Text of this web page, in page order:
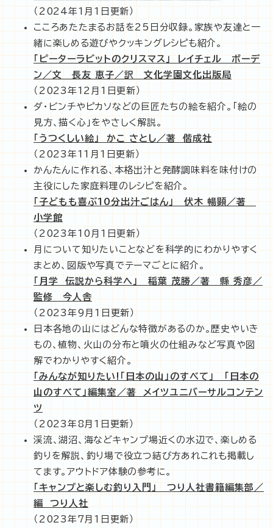
（2024年1月1日更新）
こころあたたまるお話を25日分収録。家族や友達と一
緒に楽しめる遊びやクッキングレシピも紹介。
「ピーターラビットのクリスマス」 レイチェル ボーデ
ン／文 長友 恵子／訳 文化学園文化出版局
（2023年12月1日更新）
ダ・ビンチやピカソなどの巨匠たちの絵を紹介。「絵の
見方、描く心」をやさしく解説。
「うつくしい絵」 かこ さとし／著 偕成社
（2023年11月1日更新）
かんたんに作れる、本格出汁と発酵調味料を味付けの
主役にした家庭料理のレシピを紹介。
「子どもも喜ぶ10分出汁ごはん」 伏木 暢顕／著
小学館
（2023年10月1日更新）
月について知りたいことなどを科学的にわかりやすく
まとめ、図版や写真でテーマごとに紹介。
「月学 伝説から科学へ」 稲葉 茂勝／著 縣 秀彦／
監修 今人舎
（2023年9月1日更新）
日本各地の山にはどんな特徴があるのか。歴史やいき
もの、植物、火山の分布と噴火の仕組みなど写真や図
解でわかりやすく紹介。
「みんなが知りたい!「日本の山」のすべて」 「日本の
山のすべて」編集室／著 メイツユニバーサルコンテン
ツ
（2023年8月1日更新）
渓流、湖沼、海などキャンプ場近くの水辺で、楽しめる
釣りを解説、釣り場で役立つ結び方あれこれも掲載し
てます。アウトドア体験の参考に。
「キャンプと楽しむ釣り入門」 つり人社書籍編集部／
編 つり人社
（2023年7月1日更新）